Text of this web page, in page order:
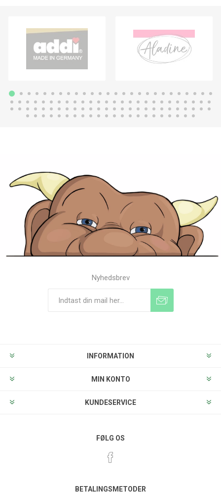
Nyhedsbrev
INFORMATION
MIN KONTO
KUNDESERVICE
FØLG OS
BETALINGSMETODER